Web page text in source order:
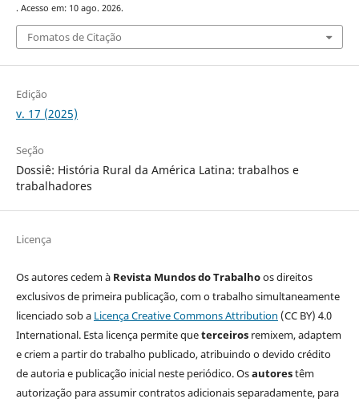
. Acesso em: 10 ago. 2026.
Fomatos de Citação
Edição
v. 17 (2025)
Seção
Dossiê: História Rural da América Latina: trabalhos e
trabalhadores
Licença
Os autores cedem à Revista Mundos do Trabalhoos direitos
exclusivos de primeira publicação, com o trabalho simultaneamente
licenciado sob a Licença Creative Commons Attribution (CC BY) 4.0
International. Esta licença permite queterceirosremixem, adaptem
e criem a partir do trabalho publicado, atribuindo o devido crédito
de autoria e publicação inicial neste periódico. Osautorestêm
autorização para assumir contratos adicionais separadamente, para